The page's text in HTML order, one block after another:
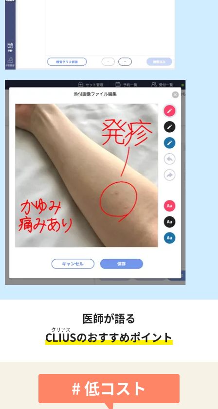
医師が語る
CLIUS
クリアス
のおすすめポイント
# 低コスト